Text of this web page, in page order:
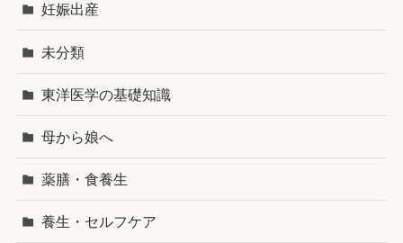
妊娠出産
未分類
東洋医学の基礎知識
母から娘へ
薬膳・食養生
養生・セルフケア